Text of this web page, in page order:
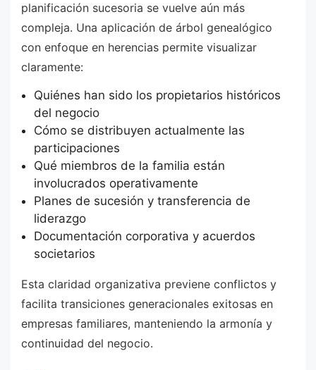
planificación sucesoria se vuelve aún más
compleja. Una aplicación de árbol genealógico
con enfoque en herencias permite visualizar
claramente:
Quiénes han sido los propietarios históricos
del negocio
Cómo se distribuyen actualmente las
participaciones
Qué miembros de la familia están
involucrados operativamente
Planes de sucesión y transferencia de
liderazgo
Documentación corporativa y acuerdos
societarios
Esta claridad organizativa previene conflictos y
facilita transiciones generacionales exitosas en
empresas familiares, manteniendo la armonía y
continuidad del negocio.